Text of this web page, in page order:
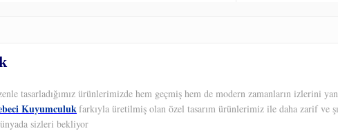
tasarladığımız ürünlerimizde hem geçmiş hem de modern zamanların izlerini
Kuyumculukfarkıyla üretilmiş olan özel tasarım ürünlerimiz ile daha zarif ve
sizleri bekliyor